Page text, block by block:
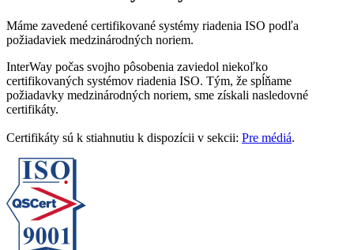
Máme zavedené certifikované systémy riadenia ISO podľa
požiadaviek medzinárodných noriem.
InterWay počas svojho pôsobenia zaviedol niekoľko
certifikovaných systémov riadenia ISO. Tým, že spĺňame
požiadavky medzinárodných noriem, sme získali nasledovné
certifikáty.
Certifikáty sú k stiahnutiu k dispozícii v sekcii: Pre médiá.